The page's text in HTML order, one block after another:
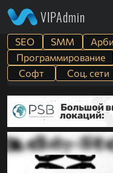
VIPAdmin
SEO SMM
Программирование
Софт
Cоц. сети